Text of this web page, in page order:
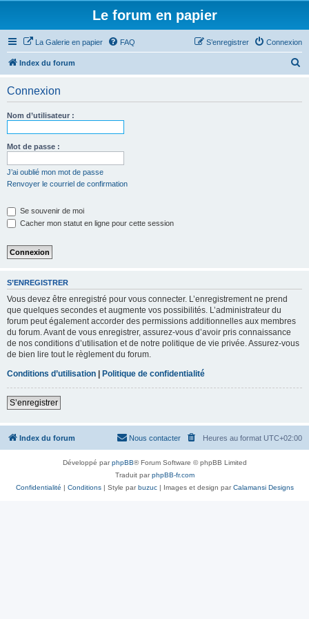
Le forum en papier
La Galerie en papier FAQ Connexion
S’enregistrer
Index du forum
Connexion
Nom d’utilisateur :
Mot de passe :
J’ai oublié mon mot de passe
Renvoyer le courriel de confirmation
Se souvenir de moi
Cacher mon statut en ligne pour cette session
S’ENREGISTRER
Vous devez être enregistré pour vous connecter. L’enregistrement ne prend
que quelques secondes et augmente vos possibilités. L’administrateur du
forum peut également accorder des permissions additionnelles aux membres
du forum. Avant de vous enregistrer, assurez-vous d’avoir pris connaissance
de nos conditions d’utilisation et de notre politique de vie privée. Assurez-vous
de bien lire tout le règlement du forum.
Conditions d’utilisation | Politique de confidentialité
S’enregistrer
Index du forum Heures au format UTC+02:00
Nous contacter
Développé parphpBB® Forum Software © phpBB Limited
Traduit parphpBB-fr.com
Confidentialité | Conditions| Style parbuzuc| Images et design parCalamansi Designs